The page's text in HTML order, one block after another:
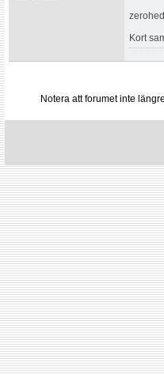
Kort
Notera att forumet inte